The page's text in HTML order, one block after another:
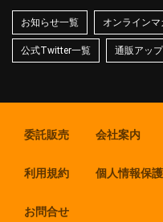
お知らせ一覧 オンラインマ
公式Twitter一覧 通販アッ
委託販売 会社案内
利用規約 個人情報保
お問合せ